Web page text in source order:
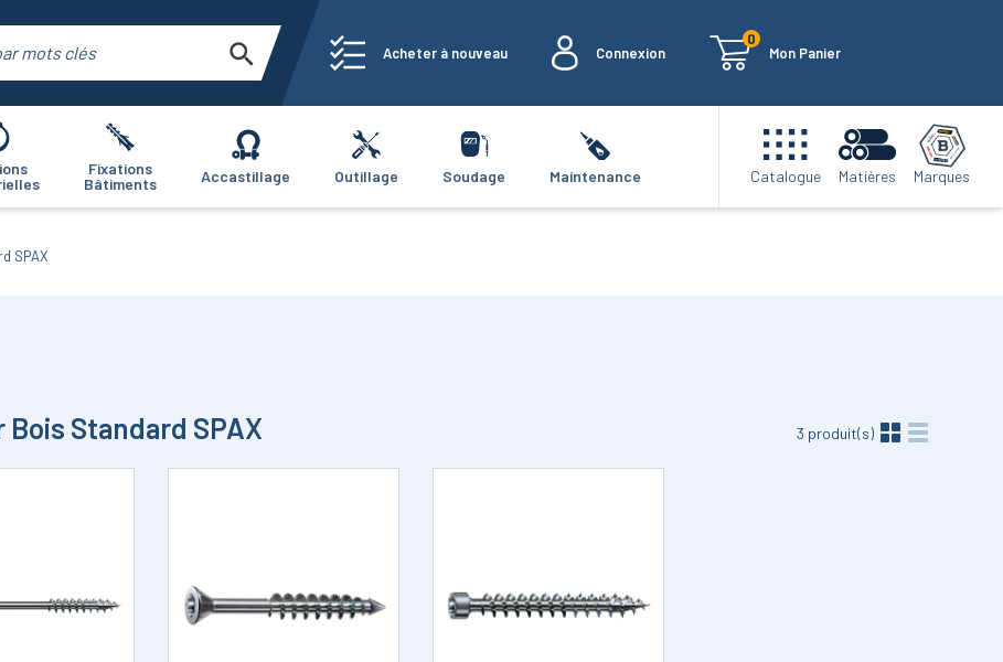
Acheter à nouveau Connexion
0
Mon Panier
Fixations
Bâtiments
Accastillage Outillage Soudage Maintenance Catalogue Matières Marques
SPAX
Bois Standard SPAX 3 produit(s)